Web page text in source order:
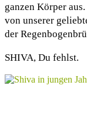
ganzen Körper
von unserer
der
SHIVA, Du fehlst.